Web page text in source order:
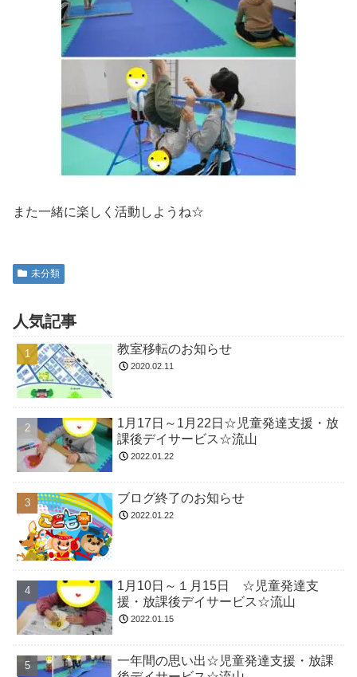
また一緒に楽しく活動しようね☆
未分類
人気記事
教室移転のお知らせ
2020.02.11
1月17日～1月22日☆児童発達支援・放
課後デイサービス☆流山
2022.01.22
ブログ終了のお知らせ
2022.01.22
1月10日～１月15日 ☆児童発達支
援・放課後デイサービス☆流山
2022.01.15
一年間の思い出☆児童発達支援・放課